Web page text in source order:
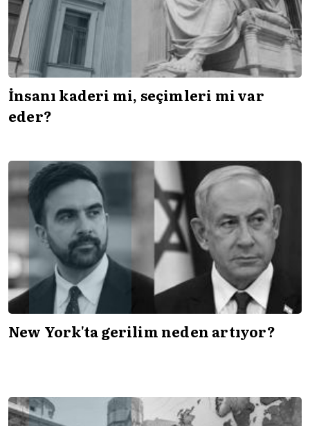
İnsanı kaderi mi, seçimleri mi var
eder?
New York'ta gerilim neden artıyor?